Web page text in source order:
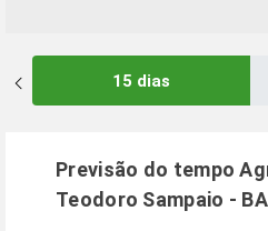
15 dias
Previsão do tempo
Teodoro Sampaio - BA